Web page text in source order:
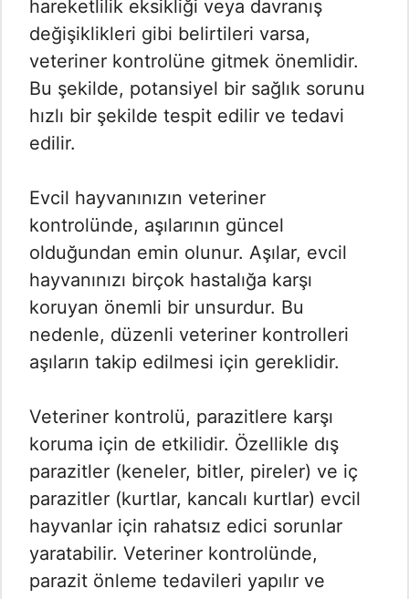
hareketlilik eksikliği veya davranış
değişiklikleri gibi belirtileri varsa,
veteriner kontrolüne gitmek önemlidir.
Bu şekilde, potansiyel bir sağlık sorunu
hızlı bir şekilde tespit edilir ve tedavi
edilir.
Evcil hayvanınızın veteriner
kontrolünde, aşılarının güncel
olduğundan emin olunur. Aşılar, evcil
hayvanınızı birçok hastalığa karşı
koruyan önemli bir unsurdur. Bu
nedenle, düzenli veteriner kontrolleri
aşıların takip edilmesi için gereklidir.
Veteriner kontrolü, parazitlere karşı
koruma için de etkilidir. Özellikle dış
parazitler (keneler, bitler, pireler) ve iç
parazitler (kurtlar, kancalı kurtlar) evcil
hayvanlar için rahatsız edici sorunlar
yaratabilir. Veteriner kontrolünde,
parazit önleme tedavileri yapılır ve